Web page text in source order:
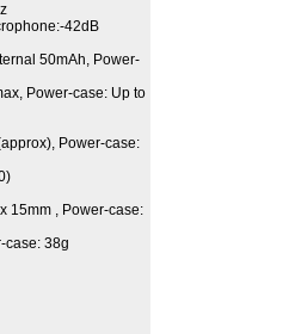
42dB
50mAh, Power-
Power-case: Up to
Power-case:
15mm , Power-case:
case: 38g